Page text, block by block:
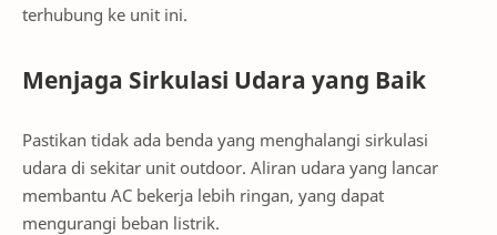
terhubung ke unit ini.
Menjaga Sirkulasi Udara yang Baik
Pastikan tidak ada benda yang menghalangi sirkulasi
udara di sekitar unit outdoor. Aliran udara yang lancar
membantu AC bekerja lebih ringan, yang dapat
mengurangi beban listrik.